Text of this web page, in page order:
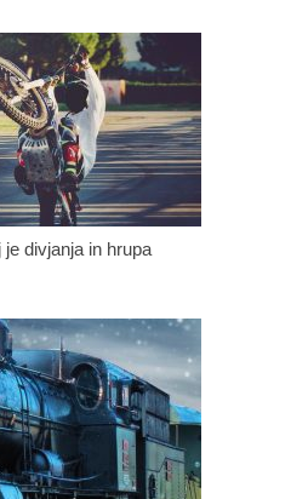
divjanja in hrupa